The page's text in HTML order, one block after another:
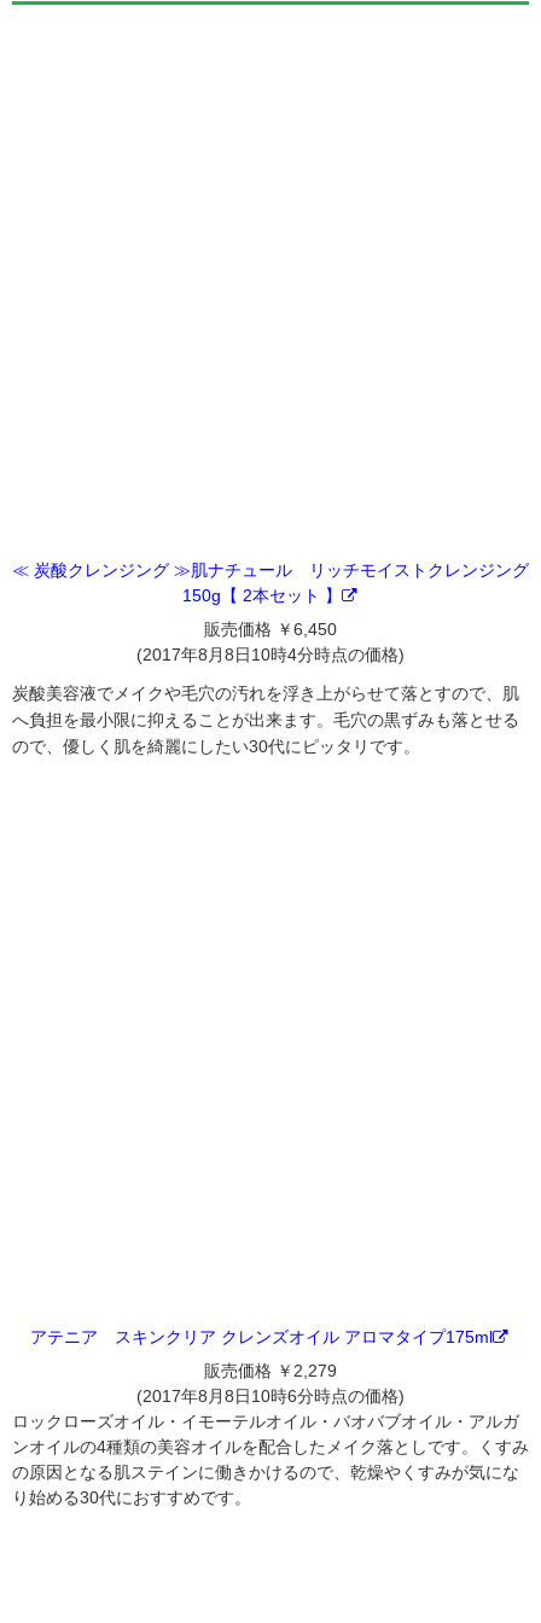
≪ 炭酸クレンジング ≫肌ナチュール リッチモイストクレンジング
150g【 2本セット 】
販売価格 ￥6,450
(2017年8月8日10時4分時点の価格)
炭酸美容液でメイクや毛穴の汚れを浮き上がらせて落とすので、肌
へ負担を最小限に抑えることが出来ます。毛穴の黒ずみも落とせる
ので、優しく肌を綺麗にしたい30代にピッタリです。
アテニア スキンクリア クレンズオイル アロマタイプ175ml
販売価格 ￥2,279
(2017年8月8日10時6分時点の価格)
ロックローズオイル・イモーテルオイル・バオバブオイル・アルガ
ンオイルの4種類の美容オイルを配合したメイク落としです。くすみ
の原因となる肌ステインに働きかけるので、乾燥やくすみが気にな
り始める30代におすすめです。